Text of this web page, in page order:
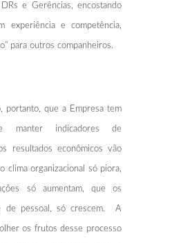
e Gerências, encostando
experiência e competência,
para outros companheiros.
portanto, que a Empresa tem
manter indicadores de
resultados econômicos vão
clima organizacional só piora,
só aumentam, que os
de pessoal, só crescem. A
os frutos desse processo